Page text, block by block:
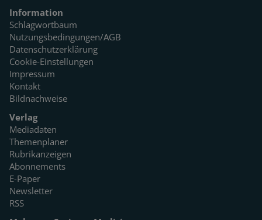
Information
Schlagwortbaum
Nutzungsbedingungen/AGB
Datenschutzerklärung
Cookie-Einstellungen
Impressum
Kontakt
Bildnachweise
Verlag
Mediadaten
Themenplaner
Rubrikanzeigen
Abonnements
E-Paper
Newsletter
RSS